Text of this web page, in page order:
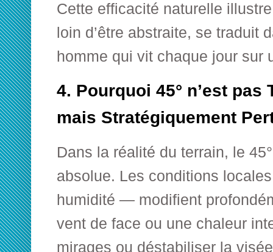
Cette efficacité naturelle
loin d’être abstraite, se traduit
homme qui vit chaque jour sur
4. Pourquoi 45° n’est
mais Stratégiquement
Dans la réalité du terrain, le
absolue. Les conditions
humidité — modifient
vent de face ou une chaleur
mirages ou déstabiliser la